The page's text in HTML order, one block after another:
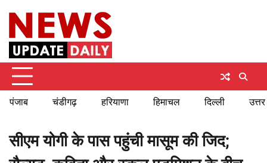
content
पंजाब चंडीगढ़ हरियाणा हिमाचल दिल्ली
सीएम योगी के पास पहुंची मासूम की जिद;